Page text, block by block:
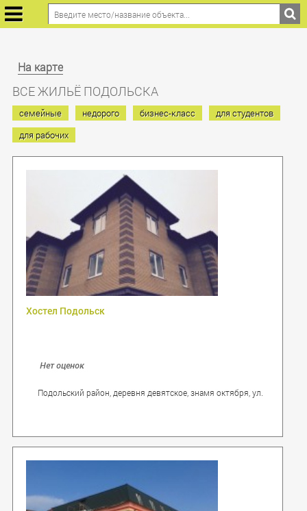
На карте
ВСЕ ЖИЛЬЁ ПОДОЛЬСКА
семейные недорого бизнес-класс
для студентов
для рабочих
Хостел Подольск
Нет оценок
Подольский район, деревня девятское, знамя октября, ул.